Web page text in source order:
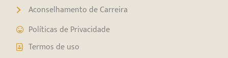
Aconselhamento de Carreira
Políticas de Privacidade
Termos de uso